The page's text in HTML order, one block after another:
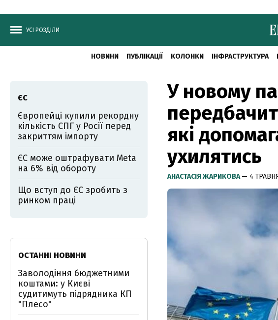
УСІ РОЗДІЛИ
НОВИНИ ПУБЛІКАЦІЇ КОЛОНКИ ІНФРАСТРУКТУРА
У новому
які
ухилятись
АНАСТАСІЯ ЖАРИКОВА— 4
ЄС
Європейці купили рекордну
кількість СПГ у Росії перед
закриттям імпорту
ЄС може оштрафувати Meta
на 6% від обороту
Що вступ до ЄС зробить з
ринком праці
ОСТАННІ НОВИНИ
Заволодіння бюджетними
коштами: у Києві
судитимуть підрядника КП
"Плесо"